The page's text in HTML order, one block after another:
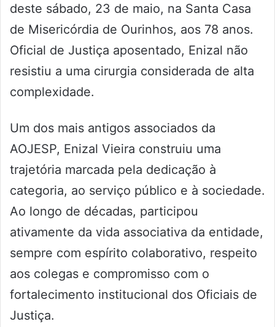
deste sábado, 23 de maio, na Santa Casa
de Misericórdia de Ourinhos, aos 78 anos.
Oficial de Justiça aposentado, Enizal não
resistiu a uma cirurgia considerada de alta
complexidade.
Um dos mais antigos associados da
AOJESP, Enizal Vieira construiu uma
trajetória marcada pela dedicação à
categoria, ao serviço público e à sociedade.
Ao longo de décadas, participou
ativamente da vida associativa da entidade,
sempre com espírito colaborativo, respeito
aos colegas e compromisso com o
fortalecimento institucional dos Oficiais de
Justiça.